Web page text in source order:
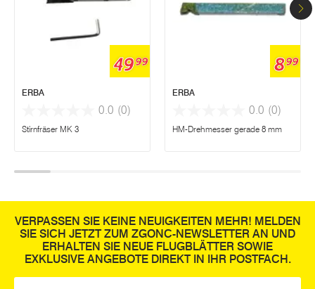
4999
ERBA
0.0 (0)
Stirnfräser MK 3
899
ERBA
0.0 (0)
HM-Drehmesser gerade 8 mm
VERPASSEN SIE KEINE NEUIGKEITEN MEHR! MELDEN
SIE SICH JETZT ZUM ZGONC-NEWSLETTER AN UND
ERHALTEN SIE NEUE FLUGBLÄTTER SOWIE
EXKLUSIVE ANGEBOTE DIREKT IN IHR POSTFACH.